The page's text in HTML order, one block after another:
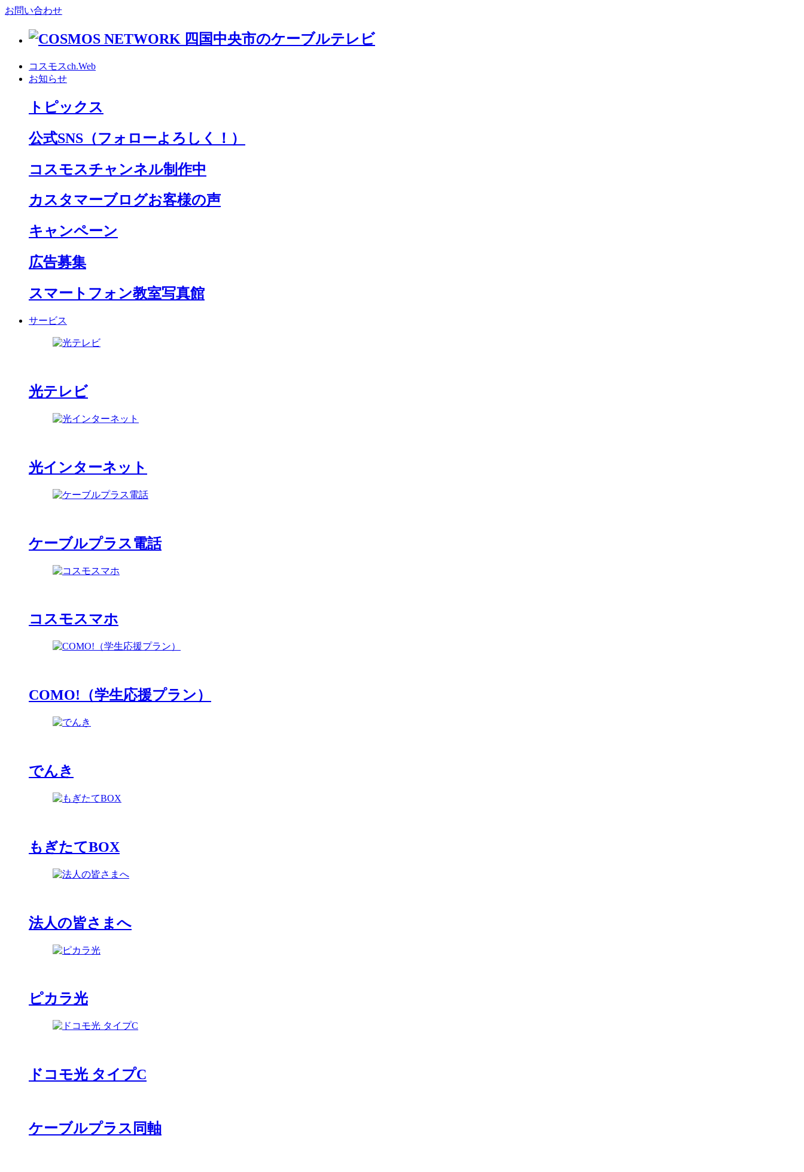
お問い合わせ
コスモスch.Web
お知らせ
トピックス
公式SNS （フォローよろしく！）
コスモスチャンネル制作中
カスタマーブログお客様の声
キャンペーン
広告募集
スマートフォン教室写真館
サービス
光テレビ
光インターネット
ケーブルプラス電話
コスモスマホ
COMO!（学生応援プラン）
でんき
もぎたてBOX
法人の皆さまへ
ピカラ光
ドコモ光 タイプC
ケーブルプラス同軸